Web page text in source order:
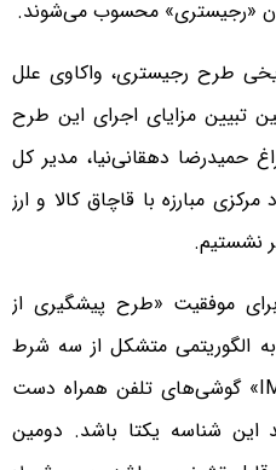
«رجیستری» محسوب می‌شوند.
طرح رجیستری، واکاوی علل
85 و همچنین تبیین مزایای اجرای این طرح
حمیدرضا دهقانی‌نیا، مدیر کل
مبارزه با قاچاق کالا و ارز
نشستیم.
موفقیت «طرح پیشگیری از
الگوریتمی متشکل از سه شرط
اصلی در رابطه با شناسه « IMEI» گوشی‌های تلفن همراه دست
این شناسه‌ یکتا باشد. دومین